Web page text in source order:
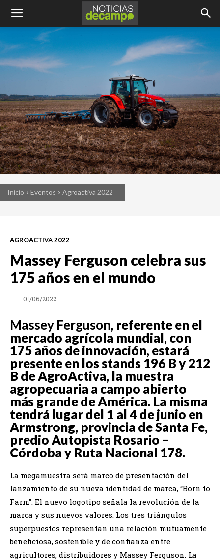
Inicio Eventos Agroactiva 2022
AGROACTIVA 2022
Massey Ferguson celebra sus
175 años en el mundo
01/06/2022
Massey Ferguson, referente en el
mercado agrícola mundial, con
175 años de innovación, estará
presente en los stands 196 B y 212
B de AgroActiva, la muestra
agropecuaria a campo abierto
más grande de América. La misma
tendrá lugar del 1 al 4 de junio en
Armstrong, provincia de Santa Fe,
predio Autopista Rosario –
Córdoba y Ruta Nacional 178.
La megamuestra será marco de presentación del
lanzamiento de su nueva identidad de marca, “Born to
Farm”. El nuevo logotipo señala la revolución de la
marca y sus nuevos valores. Los tres triángulos
superpuestos representan una relación mutuamente
beneficiosa, sostenible y de confianza entre
agricultores, distribuidores y Massey Ferguson. La